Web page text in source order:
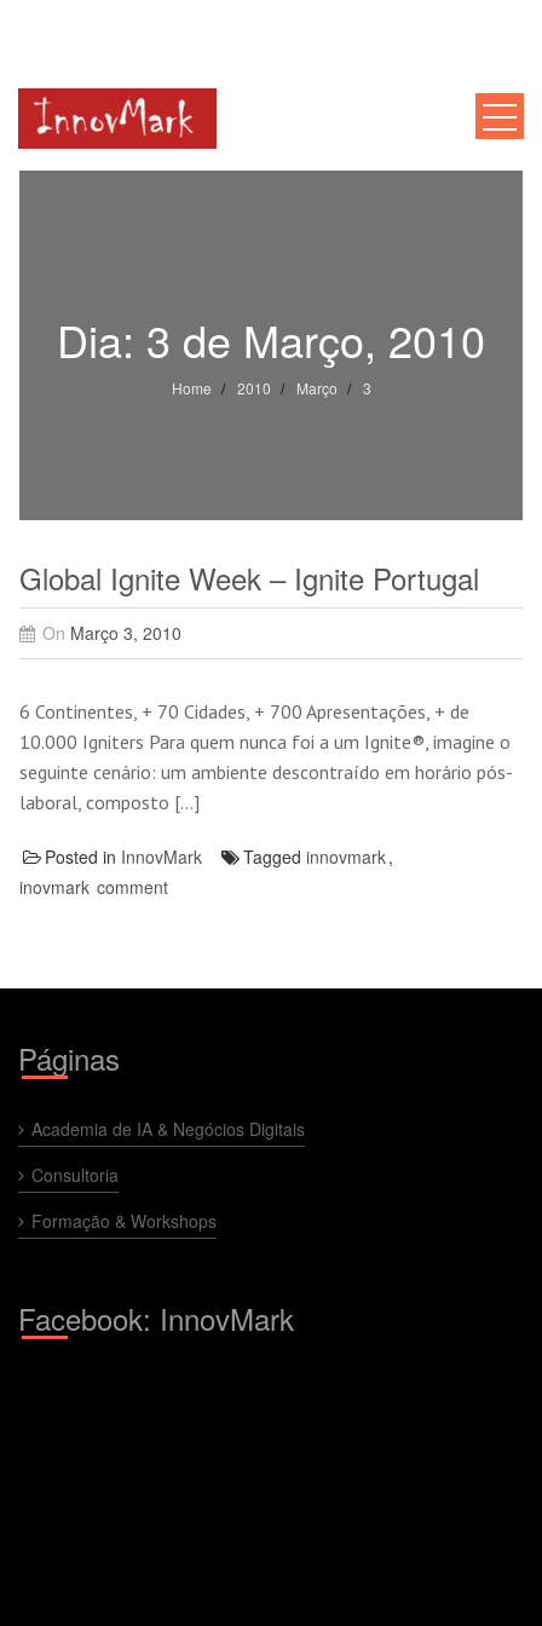
INNOVMARK
Dia: 3 de Março, 2010
Home 2010 Março 3
Global Ignite Week – Ignite Portugal
On Março 3, 2010
6 Continentes, + 70 Cidades, + 700 Apresentações, + de
10.000 Igniters Para quem nunca foi a um Ignite®, imagine o
seguinte cenário: um ambiente descontraído em horário pós-
laboral, composto […]
Posted in InnovMark Tagged innovmark,
inovmark comment
Páginas
Academia de IA & Negócios Digitais
Consultoria
Formação & Workshops
Facebook: InnovMark